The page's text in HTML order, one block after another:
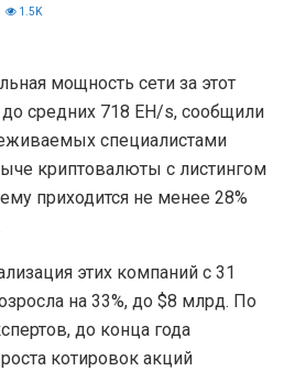
1.5K
мощность сети за этот
средних 718 EH/s, сообщили
специалистами
криптовалюты с листингом
приходится не менее 28%
этих компаний с 31
на 33%, до $8 млрд. По
до конца года
котировок акций